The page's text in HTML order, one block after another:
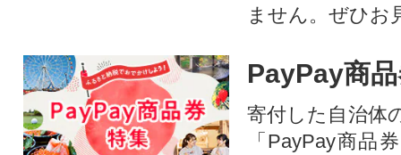
ません。ぜひお
PayPay商
寄付した自治体
「PayPay商品